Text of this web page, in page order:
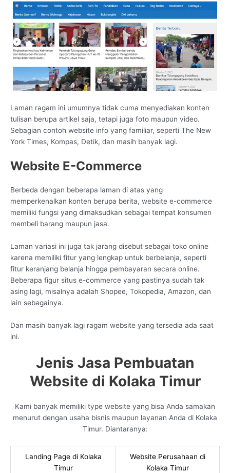
Laman ragam ini umumnya tidak cuma menyediakan konten
tulisan berupa artikel saja, tetapi juga foto maupun video.
Sebagian contoh website info yang familiar, seperti The New
York Times, Kompas, Detik, dan masih banyak lagi.
Website E-Commerce
Berbeda dengan beberapa laman di atas yang
memperkenalkan konten berupa berita, website e-commerce
memiliki fungsi yang dimaksudkan sebagai tempat konsumen
membeli barang maupun jasa.
Laman variasi ini juga tak jarang disebut sebagai toko online
karena memiliki fitur yang lengkap untuk berbelanja, seperti
fitur keranjang belanja hingga pembayaran secara online.
Beberapa figur situs e-commerce yang pastinya sudah tak
asing lagi, misalnya adalah Shopee, Tokopedia, Amazon, dan
lain sebagainya.
Dan masih banyak lagi ragam website yang tersedia ada saat
ini.
Jenis Jasa Pembuatan
Website di Kolaka Timur
Kami banyak memiliki type website yang bisa Anda samakan
menurut dengan usaha bisnis maupun layanan Anda di Kolaka
Timur. Diantaranya:
Landing Page di Kolaka
Timur
Website Perusahaan di
Kolaka Timur